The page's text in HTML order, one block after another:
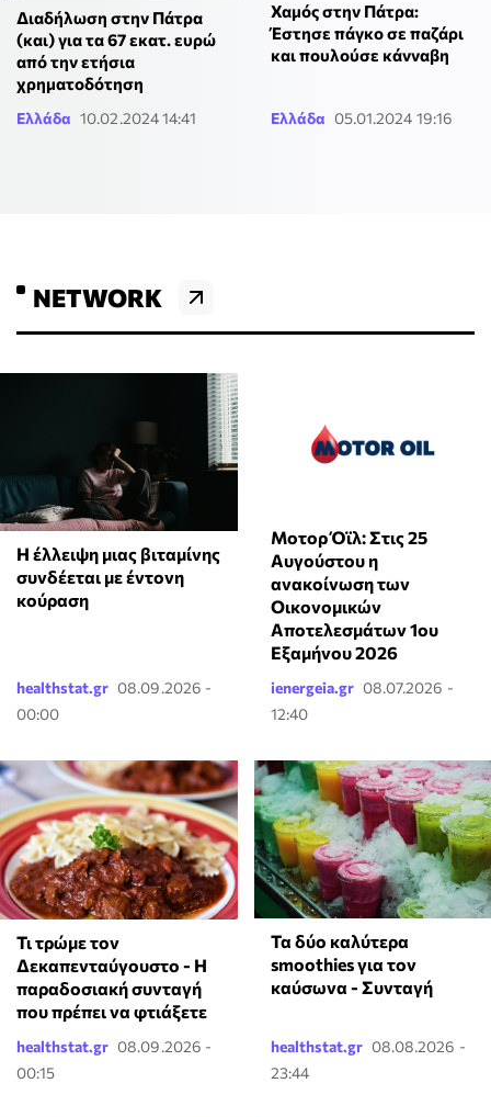
Διαδήλωση στην Πάτρα
(και) για τα 67 εκατ. ευρώ
από την ετήσια
χρηματοδότηση
Ελλάδα 10.02.2024 14:41
Χαμός στην Πάτρα:
Έστησε πάγκο σε παζάρι
και πουλούσε κάνναβη
Ελλάδα 05.01.2024 19:16
NETWORK
⁠Η έλλειψη μιας βιταμίνης
συνδέεται με έντονη
κούραση
healthstat.gr 08.09.2026 -
00:00
Μοτορ Όϊλ: Στις 25
Αυγούστου η
ανακοίνωση των
Οικονομικών
Αποτελεσμάτων 1ου
Εξαμήνου 2026
ienergeia.gr 08.07.2026 -
12:40
Τι τρώμε τον
Δεκαπενταύγουστο - Η
παραδοσιακή συνταγή
που πρέπει να φτιάξετε
healthstat.gr 08.09.2026 -
00:15
Τα δύο καλύτερα
smoothies για τον
καύσωνα - Συνταγή
healthstat.gr 08.08.2026 -
23:44